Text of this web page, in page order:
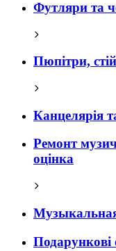
Футляри та
Пюпітри,
Канцелярія
Ремонт
оцінка
Подарункові